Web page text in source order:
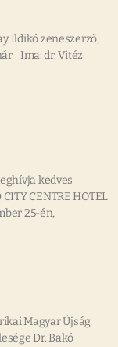
Ildikó zeneszerző,
Ima: dr. Vitéz
kedves
CENTRE HOTEL
25-én,
Magyar Újság
Dr. Bakó